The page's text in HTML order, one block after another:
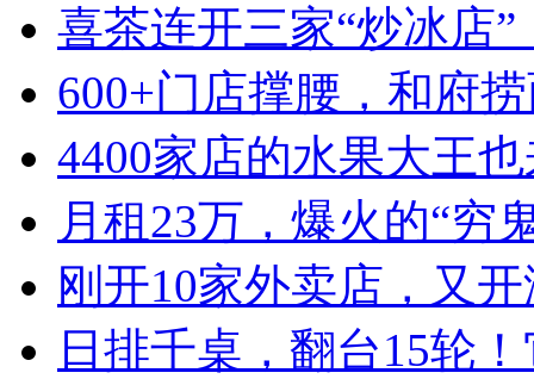
喜茶连开三家“炒冰店
600+门店撑腰，和府
4400家店的水果大王
月租23万，爆火的“穷
刚开10家外卖店，又
日排千桌，翻台15轮